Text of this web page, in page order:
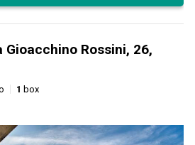
Rossini, 26,
1 box